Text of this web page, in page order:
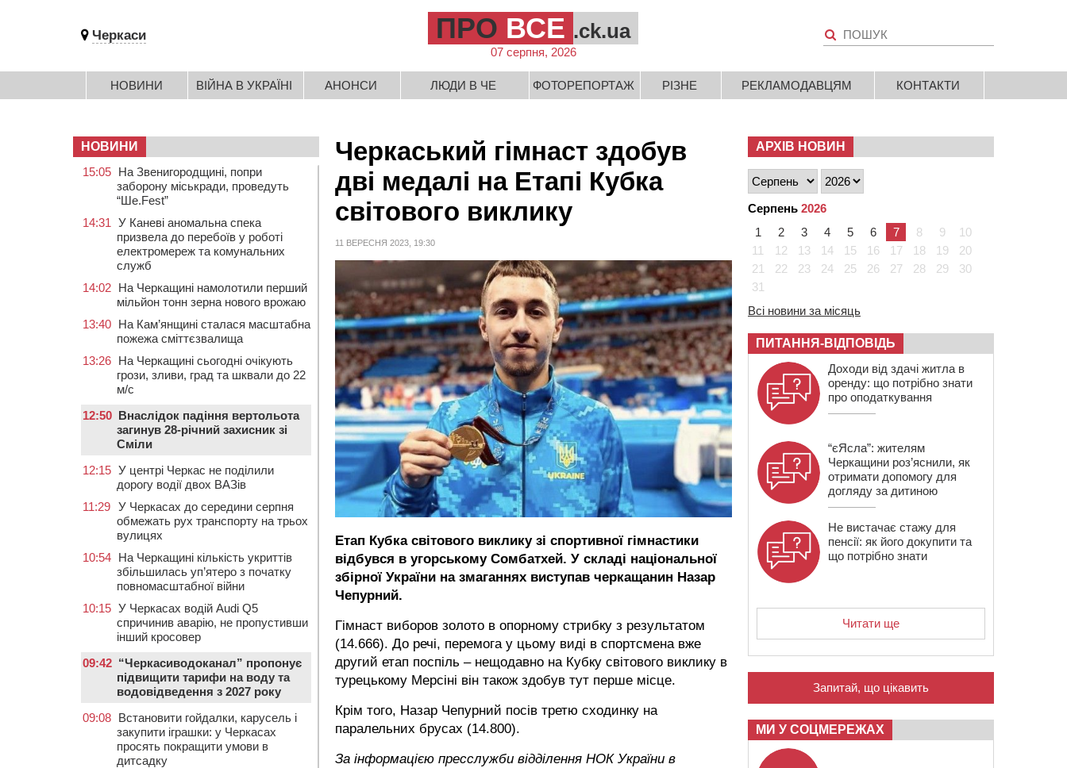
Черкаси ПРО ВСЕ .ck.ua
07 серпня, 2026
НОВИНИ ВІЙНА В УКРАЇНІ АНОНСИ ЛЮДИ В ЧЕ ФОТОРЕПОРТАЖ РІЗНЕ РЕКЛАМОДАВЦЯМ КОНТАКТИ
Черкаський гімнаст здобув
дві медалі на Етапі Кубка
світового виклику
11 ВЕРЕСНЯ 2023, 19:30
Етап Кубка світового виклику зі спортивної гімнастики
відбувся в угорському Сомбатхей. У складі національної
збірної України на змаганнях виступав черкащанин Назар
Чепурний.
Гімнаст виборов золото в опорному стрибку з результатом
(14.666). До речі, перемога у цьому виді в спортсмена вже
другий етап поспіль – нещодавно на Кубку світового виклику в
турецькому Мерсіні він також здобув тут перше місце.
Крім того, Назар Чепурний посів третю сходинку на
паралельних брусах (14.800).
За інформацією пресслужби відділення НОК України в
НОВИНИ
15:05 На Звенигородщині, попри
заборону міськради, проведуть
“Ше.Fest”
14:31 У Каневі аномальна спека
призвела до перебоїв у роботі
електромереж та комунальних
служб
14:02 На Черкащині намолотили перший
мільйон тонн зерна нового врожаю
13:40 На Кам’янщині сталася масштабна
пожежа сміттєзвалища
13:26 На Черкащині сьогодні очікують
грози, зливи, град та шквали до 22
м/с
12:50 Внаслідок падіння вертольота
загинув 28-річний захисник зі
Сміли
12:15 У центрі Черкас не поділили
дорогу водії двох ВАЗів
11:29 У Черкасах до середини серпня
обмежать рух транспорту на трьох
вулицях
10:54 На Черкащині кількість укриттів
збільшилась уп’ятеро з початку
повномасштабної війни
10:15 У Черкасах водій Audi Q5
спричинив аварію, не пропустивши
інший кросовер
09:42 “Черкасиводоканал” пропонує
підвищити тарифи на воду та
водовідведення з 2027 року
09:08 Встановити гойдалки, карусель і
закупити іграшки: у Черкасах
просять покращити умови в
дитсадку
АРХІВ НОВИН
Серпень 2026
1
2 3 4 5 6 7 8 9
10
11
12 13 14 15 16 17 18 19
20
21
22 23 24 25 26 27 28 29
30
31
Всі новини за місяць
ПИТАННЯ-ВІДПОВІДЬ
Доходи від здачі житла в
оренду: що потрібно знати
про оподаткування
“єЯсла”: жителям
Черкащини роз’яснили, як
отримати допомогу для
догляду за дитиною
Не вистачає стажу для
пенсії: як його докупити та
що потрібно знати
Читати ще
Запитай, що цікавить
МИ У СОЦМЕРЕЖАХ